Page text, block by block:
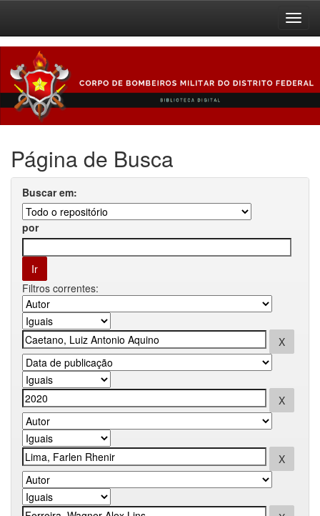
navigation
Página de Busca
Buscar em:
por
Filtros correntes: